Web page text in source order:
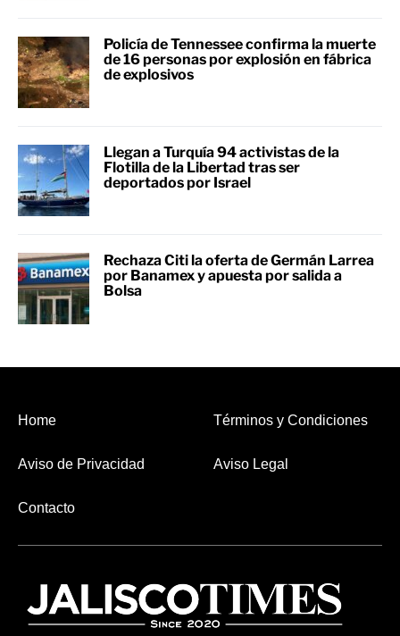
Policía de Tennessee confirma la muerte
de 16 personas por explosión en fábrica
de explosivos
Llegan a Turquía 94 activistas de la
Flotilla de la Libertad tras ser
deportados por Israel
Rechaza Citi la oferta de Germán Larrea
por Banamex y apuesta por salida a
Bolsa
Home Términos y Condiciones
Aviso de Privacidad Aviso Legal
Contacto